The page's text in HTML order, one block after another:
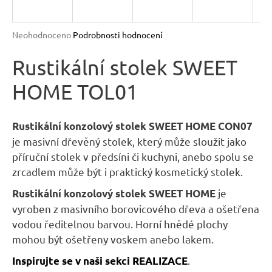
Průměrné
produktu
je
0,0
z
hvězdiček.
Neohodnoceno Podrobnosti hodnocení
Rustikální stolek SWEET
HOME TOL01
Rustikální konzolový stolek SWEET HOMECON07
je masivní dřevěný stolek, který může sloužit jako
příruční stolek v předsíni či kuchyni, anebo spolu se
zrcadlem může být i praktický kosmetický stolek.
Rustikální konzolový stolek SWEET HOME je
vyroben z masivního borovicového dřeva a ošetřena
vodou ředitelnou barvou. Horní hnědé plochy
mohou být ošetřeny voskem anebo lakem.
Inspirujte se v naši sekci REALIZACE
A
a
í
t
?
HLEDAT
D
o
p
o